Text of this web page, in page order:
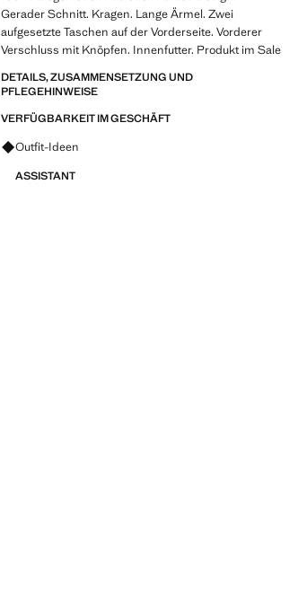
Gerader Schnitt. Kragen. Lange Ärmel. Zwei
aufgesetzte Taschen auf der Vorderseite. Vorderer
Verschluss mit Knöpfen. Innenfutter. Produkt im Sale
DETAILS, ZUSAMMENSETZUNG UND
PFLEGEHINWEISE
VERFÜGBARKEIT IM GESCHÄFT
Fragen zu Looks, Kleidungsstücken und Trends
Outfit-Ideen
ASSISTANT